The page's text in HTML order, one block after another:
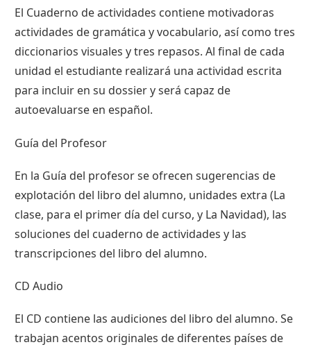
El Cuaderno de actividades contiene motivadoras
actividades de gramática y vocabulario, así como tres
diccionarios visuales y tres repasos. Al final de cada
unidad el estudiante realizará una actividad escrita
para incluir en su dossier y será capaz de
autoevaluarse en español.
Guía del Profesor
En la Guía del profesor se ofrecen sugerencias de
explotación del libro del alumno, unidades extra (La
clase, para el primer día del curso, y La Navidad), las
soluciones del cuaderno de actividades y las
transcripciones del libro del alumno.
CD Audio
El CD contiene las audiciones del libro del alumno. Se
trabajan acentos originales de diferentes países de